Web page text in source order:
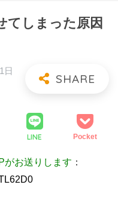
てしまった原因
日
LINE Pocket
がお送りします ：